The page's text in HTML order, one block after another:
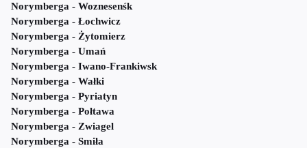
Norymberga - Woznesenśk
Norymberga - Łochwicz
Norymberga - Żytomierz
Norymberga - Umań
Norymberga - Iwano-Frankiwsk
Norymberga - Wałki
Norymberga - Pyriatyn
Norymberga - Połtawa
Norymberga - Zwiagel
Norymberga - Smiła